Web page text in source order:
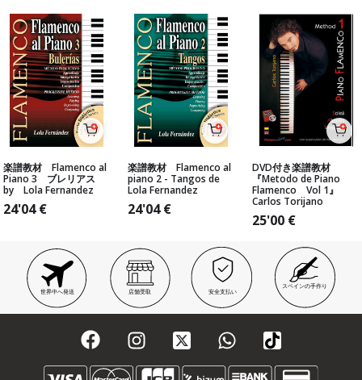
楽譜教材 Flamenco al
Piano 3 ブレリアス
by Lola Fernandez
24'04€
楽譜教材 Flamenco al
piano 2 - Tangos de
Lola Fernandez
24'04€
DVD付き楽譜教材
『Metodo de Piano
Flamenco Vol 1』
Carlos Torijano
25'00 €
世界中へ発送 店舗受取 安全支払い
スペインの手作り